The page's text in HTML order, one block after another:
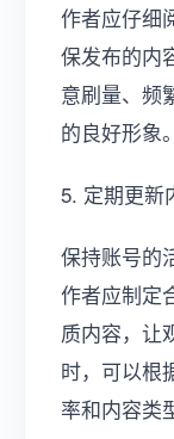
作者应仔细
保发布的内
意刷量、频
的良好形象。
5. 定期更新
保持账号的
作者应制定
质内容，让
时，可以根
率和内容类